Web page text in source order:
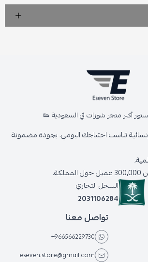
أكبر متجر شوزات في السعودية 👟
تناسب احتياجك اليومي، بجودة مضمونة
السجل التجاري
2031106284
تواصل معنا
+966566229730
eseven.store@gmail.com